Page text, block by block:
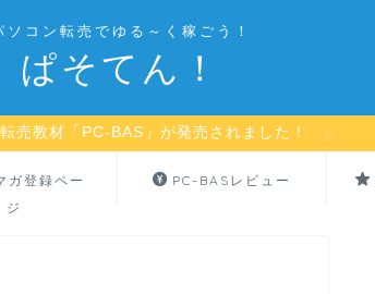
ソコン転売でゆる～く稼ごう！
ぱそてん！
売教材「PC-BAS」が発売されました！
ガ登録ペー
ジ
PC-BASレビュー